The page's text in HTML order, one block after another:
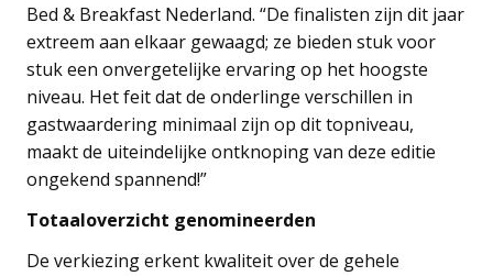
Bed & Breakfast Nederland. “De finalisten zijn dit jaar
extreem aan elkaar gewaagd; ze bieden stuk voor
stuk een onvergetelijke ervaring op het hoogste
niveau. Het feit dat de onderlinge verschillen in
gastwaardering minimaal zijn op dit topniveau,
maakt de uiteindelijke ontknoping van deze editie
ongekend spannend!”
Totaaloverzicht genomineerden
De verkiezing erkent kwaliteit over de gehele